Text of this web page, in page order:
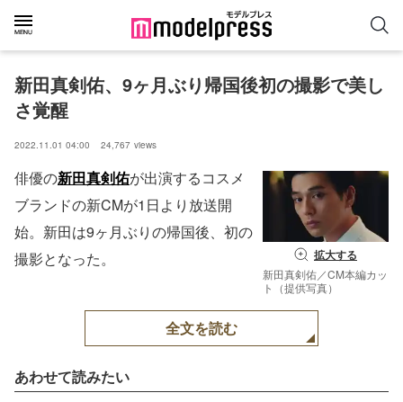
新田真剣佑、9ヶ月ぶり帰国後初の撮影で美し
さ覚醒
2022.11.01 04:00 24,767 views
拡大する
新田真剣佑／CM本編カッ
ト（提供写真）
俳優の新田真剣佑が出演するコスメ
ブランドの新CMが1日より放送開
始。新田は9ヶ月ぶりの帰国後、初の
撮影となった。
全文を読む
あわせて読みたい